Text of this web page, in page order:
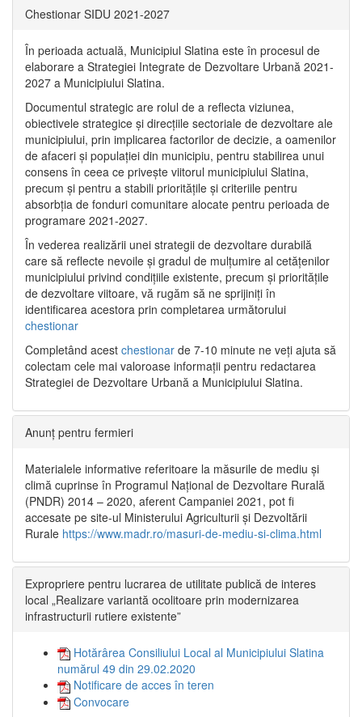
Chestionar SIDU 2021-2027
În perioada actuală, Municipiul Slatina este în procesul de
elaborare a Strategiei Integrate de Dezvoltare Urbană 2021‐
2027 a Municipiului Slatina.
Documentul strategic are rolul de a reflecta viziunea,
obiectivele strategice și direcțiile sectoriale de dezvoltare ale
municipiului, prin implicarea factorilor de decizie, a oamenilor
de afaceri și populației din municipiu, pentru stabilirea unui
consens în ceea ce privește viitorul municipiului Slatina,
precum și pentru a stabili prioritățile și criteriile pentru
absorbția de fonduri comunitare alocate pentru perioada de
programare 2021-2027.
În vederea realizării unei strategii de dezvoltare durabilă
care să reflecte nevoile și gradul de mulțumire al cetățenilor
municipiului privind condițiile existente, precum și prioritățile
de dezvoltare viitoare, vă rugăm să ne sprijiniți în
identificarea acestora prin completarea următorului
chestionar
Completând acest chestionar de 7-10 minute ne veți ajuta să
colectam cele mai valoroase informații pentru redactarea
Strategiei de Dezvoltare Urbană a Municipiului Slatina.
Anunț pentru fermieri
Materialele informative referitoare la măsurile de mediu și
climă cuprinse în Programul Național de Dezvoltare Rurală
(PNDR) 2014 – 2020, aferent Campaniei 2021, pot fi
accesate pe site-ul Ministerului Agriculturii și Dezvoltării
Rurale https://www.madr.ro/masuri-de-mediu-si-clima.html
Expropriere pentru lucrarea de utilitate publică de interes
local „Realizare variantă ocolitoare prin modernizarea
infrastructurii rutiere existente”
Hotărârea Consiliului Local al Municipiului Slatina
numărul 49 din 29.02.2020
Notificare de acces în teren
Convocare